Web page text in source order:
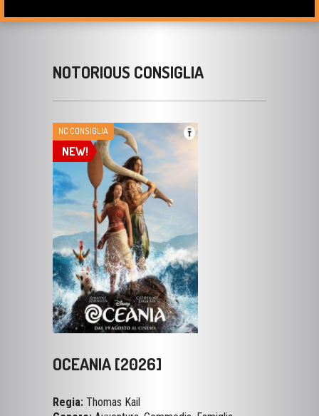
NOTORIOUS CONSIGLIA
NC CONSIGLIA
NEW!
OCEANIA [2026]
Regia: Thomas Kail